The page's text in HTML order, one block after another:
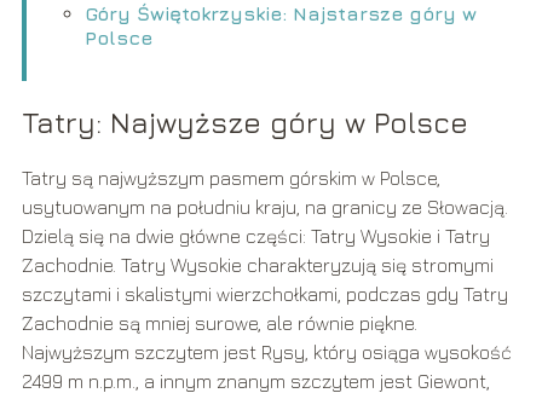
Góry Świętokrzyskie: Najstarsze góry w
Polsce
Tatry: Najwyższe góry w Polsce
Tatry są najwyższym pasmem górskim w Polsce,
usytuowanym na południu kraju, na granicy ze Słowacją.
Dzielą się na dwie główne części: Tatry Wysokie i Tatry
Zachodnie. Tatry Wysokie charakteryzują się stromymi
szczytami i skalistymi wierzchołkami, podczas gdy Tatry
Zachodnie są mniej surowe, ale równie piękne.
Najwyższym szczytem jest Rysy, który osiąga wysokość
2499 m n.p.m., a innym znanym szczytem jest Giewont,